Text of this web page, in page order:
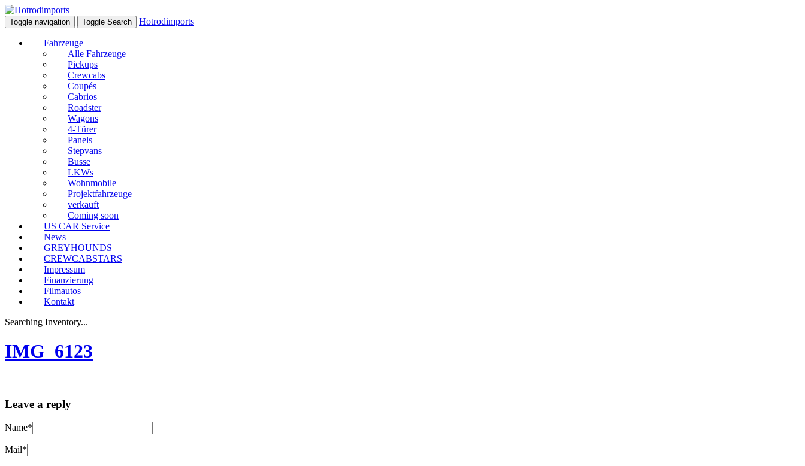
Toggle navigation Toggle Search Hotrodimports
Fahrzeuge
Alle Fahrzeuge
Pickups
Crewcabs
Coupés
Cabrios
Roadster
Wagons
4-Türer
Panels
Stepvans
Busse
LKWs
Wohnmobile
Projektfahrzeuge
verkauft
Coming soon
US CAR Service
News
GREYHOUNDS
CREWCABSTARS
Impressum
Finanzierung
Filmautos
Kontakt
Searching Inventory...
IMG_6123
Leave a reply
Name*
Mail*